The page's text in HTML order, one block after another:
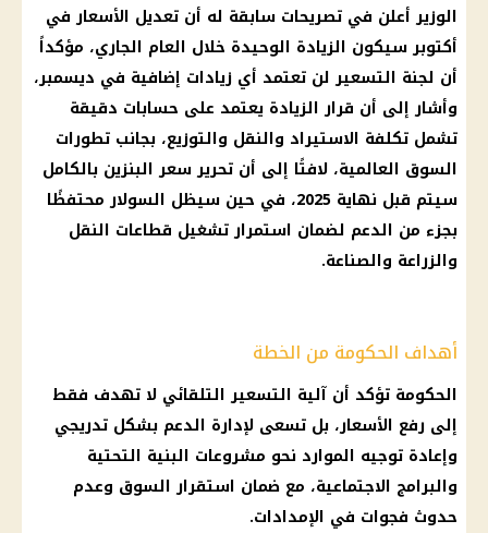
الوزير أعلن في تصريحات سابقة له أن تعديل الأسعارفي
أكتوبر سيكون الزيادة الوحيدة خلال العام الجاري، مؤكداً
أن لجنة التسعيرلن تعتمد أي زيادات إضافية في ديسمبر،
وأشار إلى أن قرار الزيادة يعتمد على حسابات دقيقة
تشمل تكلفة الاستيراد والنقل والتوزيع، بجانب تطورات
السوق العالمية، لافتًا إلى أن تحريرسعر البنزين بالكامل
سيتم قبل نهاية 2025، في حين سيظل
السولارمحتفظًا
بجزء من الدعم لضمان استمرار تشغيل قطاعات النقل
والزراعة والصناعة.
أهداف الحكومة من الخطة
الحكومة تؤكد أن آلية التسعير التلقائي لا تهدف فقط
إلى رفع الأسعار، بل تسعى لإدارة الدعم بشكل تدريجي
وإعادة توجيه الموارد نحو مشروعات البنية التحتية
والبرامج الاجتماعية، مع ضمان استقرار السوق وعدم
حدوث فجوات في الإمدادات.